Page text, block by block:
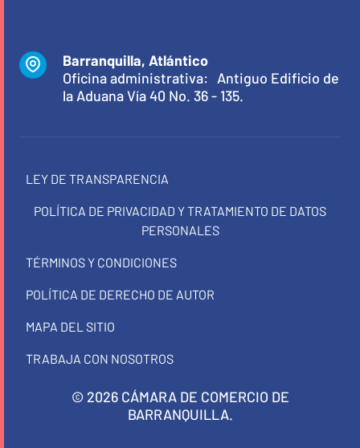
Barranquilla, Atlántico
Oficina administrativa: Antiguo Edificio de
la Aduana Vía 40 No. 36 - 135.
LEY DE TRANSPARENCIA
POLÍTICA DE PRIVACIDAD Y TRATAMIENTO DE DATOS
PERSONALES
TÉRMINOS Y CONDICIONES
POLÍTICA DE DERECHO DE AUTOR
MAPA DEL SITIO
TRABAJA CON NOSOTROS
© 2026 CÁMARA DE COMERCIO DE
BARRANQUILLA.